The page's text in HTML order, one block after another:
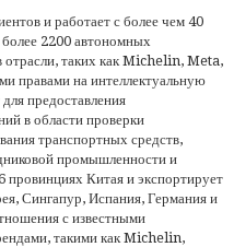
и работает с более чем 40
2200 автономных
таких как Michelin, Meta,
правами на интеллектуальную
предоставления
в области проверки
транспортных средств,
промышленности и
провинциях Китая и экспортирует
Сингапур, Испания, Германия и
с известными
такими как Michelin,